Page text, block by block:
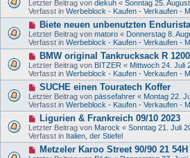
r
a
g
B
e
i
r
a
g
u
e
B
e
i
r
a
g
Letzter Beitrag von diekuh « Sonntag 25.
Verfasst in Werbeblock - Kaufen - Verkaufen -
N
e
u
e
B
e
i
r
a
g
Biete neuen unbenutzten
Letzter Beitrag von matoro « Donnerstag 8.
Verfasst in Werbeblock - Kaufen - Verkaufen -
N
e
u
e
B
e
i
r
a
g
BMW original Tankrucksack R 1200
Letzter Beitrag von BITZER « Mittwoch 24. Juli
Verfasst in Werbeblock - Kaufen - Verkaufen -
N
e
u
e
B
e
i
SUCHE einen Touratech Koffer
Letzter Beitrag von pässefahrer « Montag 22.
Verfasst in Werbeblock - Kaufen - Verkaufen -
N
e
u
e
Ligurien & Frankreich 09/10 2023
Letzter Beitrag von Marock « Sonntag 21. Juli
Verfasst in Italien, der Stiefel
N
e
Metzeler Karoo Street 90/90 21